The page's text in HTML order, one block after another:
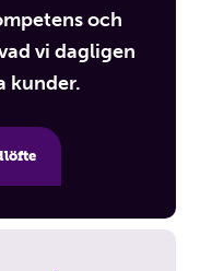
och
vi dagligen
kunder.